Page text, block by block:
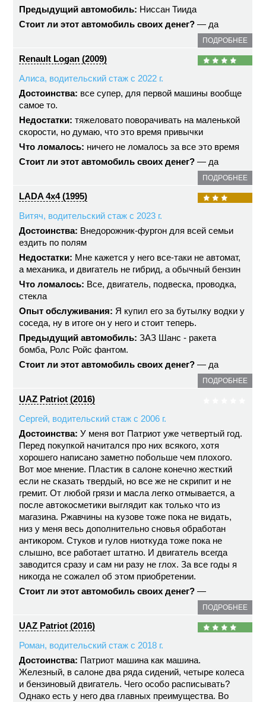
Предыдущий автомобиль: Ниссан Тиида
Стоит ли этот автомобиль своих денег? — да
ПОДРОБНЕЕ
Renault Logan (2009)
Алиса, водительский стаж с 2022 г.
Достоинства: все супер, для первой машины вообще
самое то.
Недостатки: тяжеловато поворачивать на маленькой
скорости, но думаю, что это время привычки
Что ломалось: ничего не ломалось за все это время
Стоит ли этот автомобиль своих денег? — да
ПОДРОБНЕЕ
LADA 4x4 (1995)
Витяч, водительский стаж с 2023 г.
Достоинства: Внедорожник-фургон для всей семьи
ездить по полям
Недостатки: Мне кажется у него все-таки не автомат,
а механика, и двигатель не гибрид, а обычный бензин
Что ломалось: Все, двигатель, подвеска, проводка,
стекла
Опыт обслуживания: Я купил его за бутылку водки у
соседа, ну в итоге он у него и стоит теперь.
Предыдущий автомобиль: ЗАЗ Шанс - ракета
бомба, Ролс Ройс фантом.
Стоит ли этот автомобиль своих денег? — да
ПОДРОБНЕЕ
UAZ Patriot (2016)
Сергей, водительский стаж с 2006 г.
Достоинства: У меня вот Патриот уже четвертый год.
Перед покупкой начитался про них всякого, хотя
хорошего написано заметно побольше чем плохого.
Вот мое мнение. Пластик в салоне конечно жесткий
если не сказать твердый, но все же не скрипит и не
гремит. От любой грязи и масла легко отмывается, а
после автокосметики выглядит как только что из
магазина. Ржавчины на кузове тоже пока не видать,
низ у меня весь дополнительно сновья обработан
антикором. Стуков и гулов ниоткуда тоже пока не
слышно, все работает штатно. И двигатель всегда
заводится сразу и сам ни разу не глох. За все годы я
никогда не сожалел об этом приобретении.
Стоит ли этот автомобиль своих денег? —
ПОДРОБНЕЕ
UAZ Patriot (2016)
Роман, водительский стаж с 2018 г.
Достоинства: Патриот машина как машина.
Железный, в салоне два ряда сидений, четыре колеса
и бензиновый двигатель. Чего особо расписывать?
Однако есть у него два главных преимущества. Во